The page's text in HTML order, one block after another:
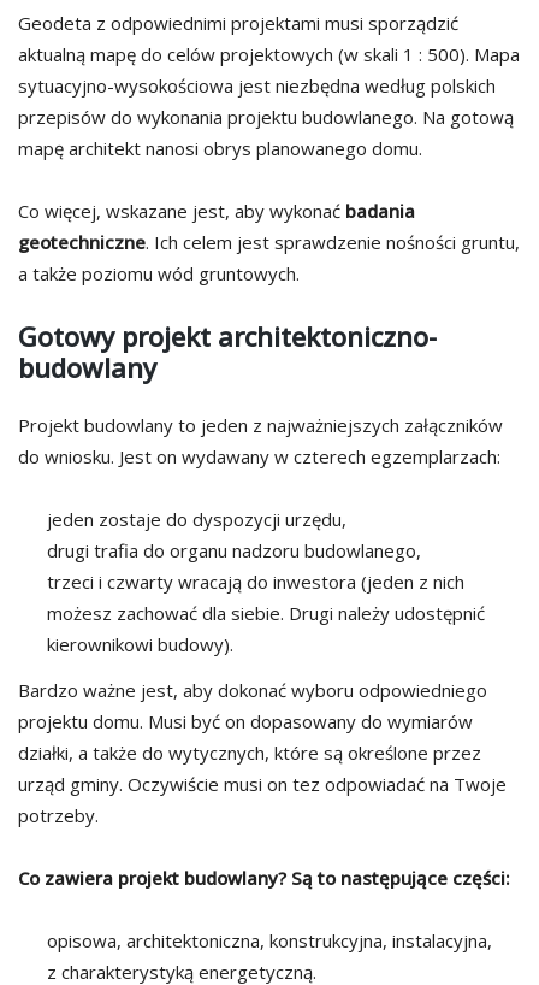
Geodeta z odpowiednimi projektami musi sporządzić
aktualną mapę do celów projektowych (w skali 1 : 500). Mapa
sytuacyjno-wysokościowa jest niezbędna według polskich
przepisów do wykonania projektu budowlanego. Na gotową
mapę architekt nanosi obrys planowanego domu.
Co więcej, wskazane jest, aby wykonać badania
geotechniczne. Ich celem jest sprawdzenie nośności gruntu,
a także poziomu wód gruntowych.
Gotowy projekt architektoniczno-
budowlany
Projekt budowlany to jeden z najważniejszych załączników
do wniosku. Jest on wydawany w czterech egzemplarzach:
jeden zostaje do dyspozycji urzędu,
drugi trafia do organu nadzoru budowlanego,
trzeci i czwarty wracają do inwestora (jeden z nich
możesz zachować dla siebie. Drugi należy udostępnić
kierownikowi budowy).
Bardzo ważne jest, aby dokonać wyboru odpowiedniego
projektu domu. Musi być on dopasowany do wymiarów
działki, a także do wytycznych, które są określone przez
urząd gminy. Oczywiście musi on tez odpowiadać na Twoje
potrzeby.
Co zawiera projekt budowlany? Są to następujące części:
opisowa, architektoniczna, konstrukcyjna, instalacyjna,
z charakterystyką energetyczną.